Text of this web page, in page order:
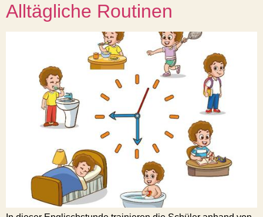
Alltägliche Routinen